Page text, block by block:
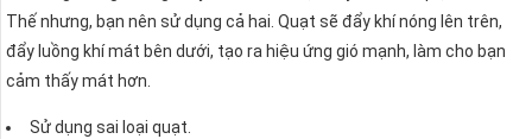
Thế nhưng, bạn nên sử dụng cả hai. Quạt sẽ đẩy khí nóng lên trên,
đẩy luồng khí mát bên dưới, tạo ra hiệu ứng gió mạnh, làm cho bạn
cảm thấy mát hơn.
Sử dụng sai loại quạt.